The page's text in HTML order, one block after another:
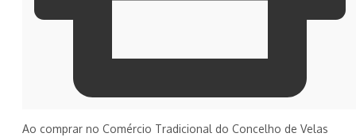
Ao comprar no Comércio Tradicional do Concelho de Velas